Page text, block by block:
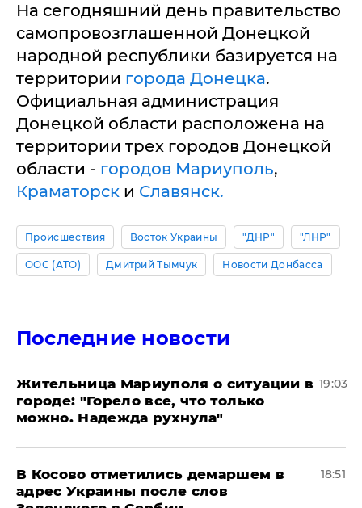
На сегодняшний день правительство
самопровозглашенной Донецкой
народной республики базируется на
территории города Донецка.
Официальная администрация
Донецкой области расположена на
территории трех городов Донецкой
области - городов Мариуполь,
Краматорск и Славянск.
Происшествия Восток Украины "ДНР" "ЛНР"
ООС (АТО) Дмитрий Тымчук Новости Донбасса
Последние новости
Жительница Мариуполя о ситуации в
городе: "Горело все, что только
можно. Надежда рухнула"
19:03
В Косово отметились демаршем в
адрес Украины после слов
18:51